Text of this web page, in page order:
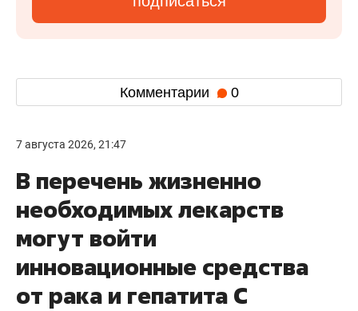
Комментарии 0
7 августа 2026, 21:47
В перечень жизненно
необходимых лекарств
могут войти
инновационные средства
от рака и гепатита С